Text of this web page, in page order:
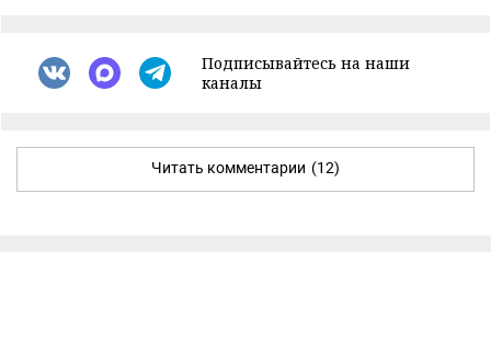
Подписывайтесь на наши
каналы
Читать комментарии (12)